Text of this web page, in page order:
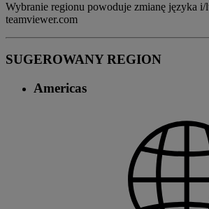
Wybranie regionu powoduje zmianę języka i/
teamviewer.com
SUGEROWANY REGION
Americas